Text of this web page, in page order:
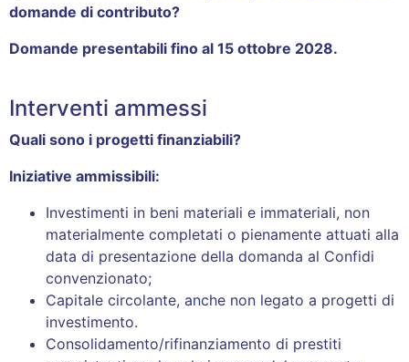
domande di contributo?
Domande presentabili fino al 15 ottobre 2028.
Interventi ammessi
Quali sono i progetti finanziabili?
Iniziative ammissibili:
Investimenti in beni materiali e immateriali, non
materialmente completati o pienamente attuati alla
data di presentazione della domanda al Confidi
convenzionato;
Capitale circolante, anche non legato a progetti di
investimento.
Consolidamento/rifinanziamento di prestiti